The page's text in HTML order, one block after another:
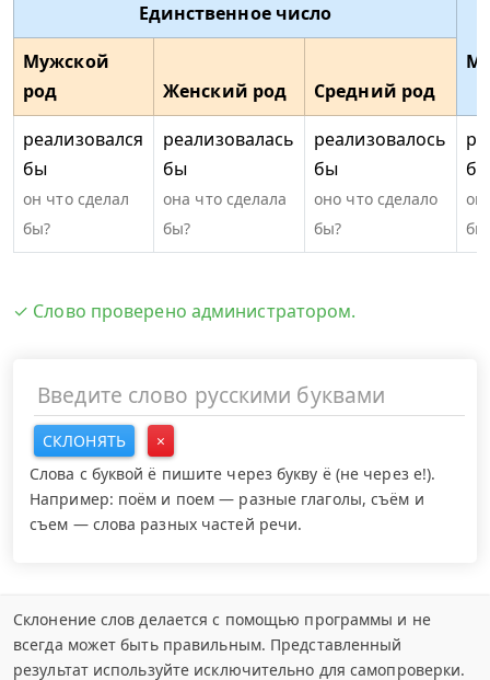
Единственное число
Мужской
род
Женский род
Средний род
реализовался
бы
он что сделал
бы?
реализовалась
бы
она что сделала
бы?
реализовалось
бы
оно что сделало
бы?
бы
✓ Слово проверено администратором.
СКЛОНЯТЬ
×
Слова с буквой ё пишите через букву ё (не через е!).
Например: поём и поем — разные глаголы, съём и
съем — слова разных частей речи.
Склонение слов делается с помощью программы и не
всегда может быть правильным. Представленный
результат используйте исключительно для самопроверки.